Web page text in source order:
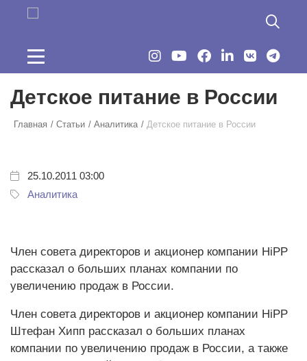
Перейти к основному содержанию
Детское питание в России
Главная Статьи Аналитика Детское питание в России
25.10.2011 03:00
Аналитика
Член совета директоров и акционер компании HiPP
рассказал о больших планах компании по
увеличению продаж в России.
Член совета директоров и акционер компании HiPP
Штефан Хипп рассказал о больших планах
компании по увеличению продаж в России, а также